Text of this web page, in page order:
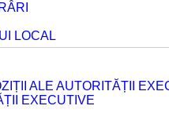
LOCAL
ALE AUTORITĂȚII
EXECUTIVE